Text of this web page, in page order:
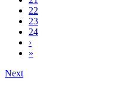
22
23
24
›
»
Next